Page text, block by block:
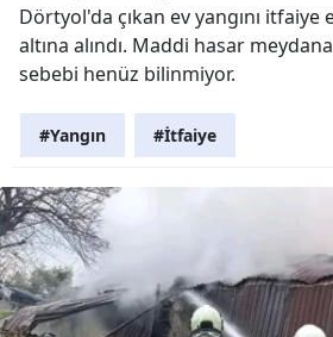
Dörtyol'da çıkan ev yangını
altına alındı. Maddi hasar
sebebi henüz bilinmiyor.
#Yangın #İtfaiye